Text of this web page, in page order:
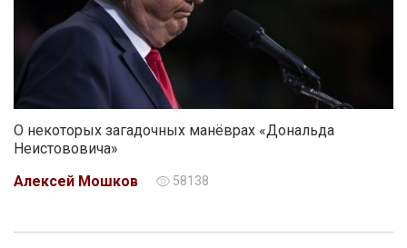
О некоторых загадочных манёврах «Дональда
Неистововича»
Алексей Мошков
58138